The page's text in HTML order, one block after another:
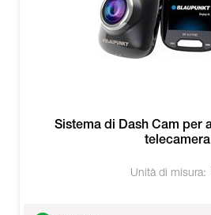
Sistema di Dash Cam per
telecamera
Unità di misura: